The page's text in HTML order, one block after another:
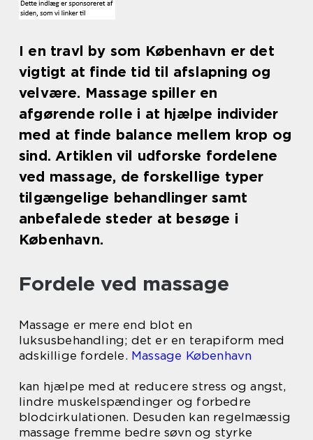
I en travl by som København er det
vigtigt at finde tid til afslapning og
velvære. Massage spiller en
afgørende rolle i at hjælpe individer
med at finde balance mellem krop og
sind. Artiklen vil udforske fordelene
ved massage, de forskellige typer
tilgængelige behandlinger samt
anbefalede steder at besøge i
København.
Fordele ved massage
Massage er mere end blot en
luksusbehandling; det er en terapiform med
adskillige fordele. Massage København
kan hjælpe med at reducere stress og angst,
lindre muskelspændinger og forbedre
blodcirkulationen. Desuden kan regelmæssig
massage fremme bedre søvn og styrke